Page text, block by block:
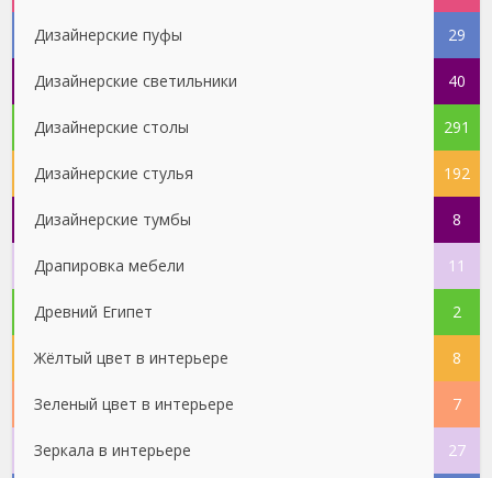
Дизайнерские пуфы 29
Дизайнерские светильники 40
Дизайнерские столы 291
Дизайнерские стулья 192
Дизайнерские тумбы 8
Драпировка мебели 11
Древний Египет 2
Жёлтый цвет в интерьере 8
Зеленый цвет в интерьере 7
Зеркала в интерьере 27